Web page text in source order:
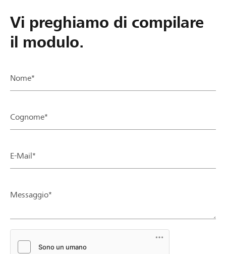
Vi preghiamo di compilare
il modulo.
Nome*
Cognome*
E-Mail*
Messaggio*